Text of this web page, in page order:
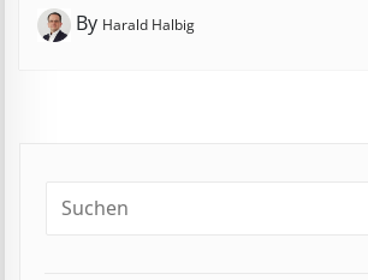
By Harald Halbig